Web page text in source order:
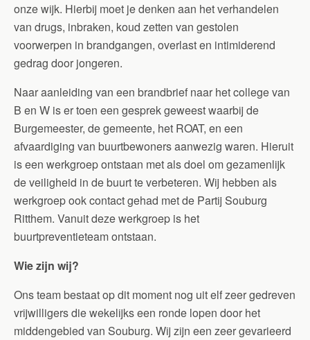
onze wijk. Hierbij moet je denken aan het verhandelen
van drugs, inbraken, koud zetten van gestolen
voorwerpen in brandgangen, overlast en intimiderend
gedrag door jongeren.
Naar aanleiding van een brandbrief naar het college van
B en W is er toen een gesprek geweest waarbij de
Burgemeester, de gemeente, het ROAT, en een
afvaardiging van buurtbewoners aanwezig waren. Hieruit
is een werkgroep ontstaan met als doel om gezamenlijk
de veiligheid in de buurt te verbeteren. Wij hebben als
werkgroep ook contact gehad met de Partij Souburg
Ritthem. Vanuit deze werkgroep is het
buurtpreventieteam ontstaan.
Wie zijn wij?
Ons team bestaat op dit moment nog uit elf zeer gedreven
vrijwilligers die wekelijks een ronde lopen door het
middengebied van Souburg. Wij zijn een zeer gevarieerd